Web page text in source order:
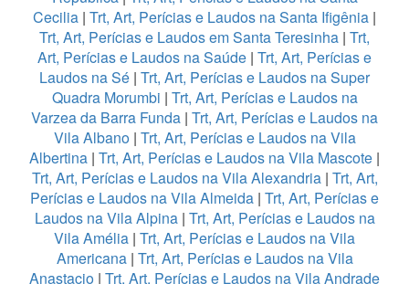
Cecilia | Trt, Art, Perícias e Laudos na Santa Ifigênia |
Trt, Art, Perícias e Laudos em Santa Teresinha | Trt,
Art, Perícias e Laudos na Saúde | Trt, Art, Perícias e
Laudos na Sé | Trt, Art, Perícias e Laudos na Super
Quadra Morumbi | Trt, Art, Perícias e Laudos na
Varzea da Barra Funda | Trt, Art, Perícias e Laudos na
Vila Albano| Trt, Art, Perícias e Laudos na Vila
Albertina | Trt, Art, Perícias e Laudos na Vila Mascote |
Trt, Art, Perícias e Laudos na Vila Alexandria| Trt, Art,
Perícias e Laudos na Vila Almeida | Trt, Art, Perícias e
Laudos na Vila Alpina | Trt, Art, Perícias e Laudos na
Vila Amélia | Trt, Art, Perícias e Laudos na Vila
Americana| Trt, Art, Perícias e Laudos na Vila
Anastacio | Trt, Art, Perícias e Laudos na Vila Andrade